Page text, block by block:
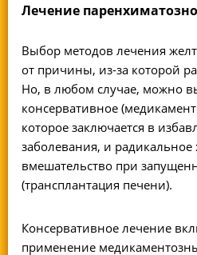
Лечение
Выбор методов лечения
от причины, из-за которой
Но, в любом случае, можно
консервативное
которое заключается в
заболевания, и радикальное
вмешательство при
(трансплантация печени).
Консервативное лечение
применение